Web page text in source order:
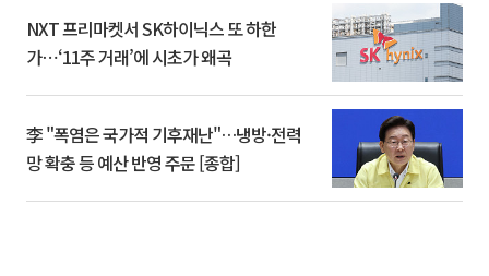
NXT 프리마켓서 SK하이닉스 또 하한
가⋯‘11주 거래’에 시초가 왜곡
李 "폭염은 국가적 기후재난"…냉방·전력
망 확충 등 예산 반영 주문 [종합]